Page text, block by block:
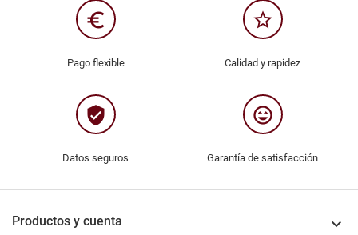
euro_symbol
Pago flexible
star_border
Calidad y rapidez
verified_user
Datos seguros
sentiment_very_satisfied
Garantía de satisfacción
Productos y cuenta 